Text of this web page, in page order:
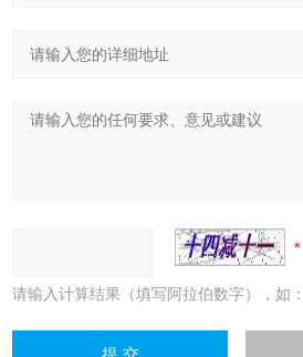
请输入计算结果（填写阿拉伯数字），如